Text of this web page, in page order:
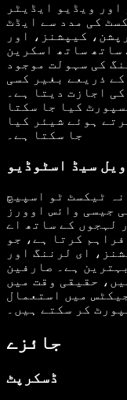
ویڈیو ایڈیٹر
کی مدد سے ایڈٹ
کیپشنز، اور
ساتھ ساتھ اسکرین
کی سہولت موجود
ذریعے بغیر کسی
اجازت دیتا ہے۔
کیا جا سکتا
ہوئے شیئر کیا
جا سکتا ہے۔
ویل سیڈ اسٹوڈیو
ٹیکسٹ ٹو اسپیچ
جیسی وائس اوورز
لہجوں کے ساتھ اے
کرتا ہے، جو
ای لرننگ اور
ہے۔ صارفین
حقیقی وقت میں
میں استعمال
کر سکتے ہیں۔
جائزے
ڈسکرپٹ